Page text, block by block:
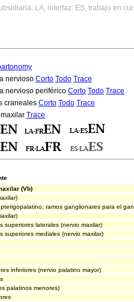
LA, interfaz: ES, trabajo en
nervioso Corto Todo Trace
nervioso periférico Corto Todo Trace
craneales Corto Todo Trace
Trace
(Vb)
ramos ganglionares para el
superiores laterales (nervio maxilar)
superiores mediales (nervio maxilar)
inferiores (nervio palatino mayor)
palatinos menores)